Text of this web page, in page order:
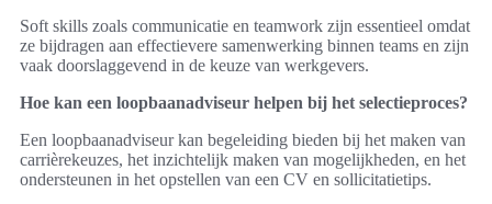
Soft skills zoals communicatie en teamwork zijn essentieel omdat
ze bijdragen aan effectievere samenwerking binnen teams en zijn
vaak doorslaggevend in de keuze van werkgevers.
Hoe kan een loopbaanadviseur helpen bij het selectieproces?
Een loopbaanadviseur kan begeleiding bieden bij het maken van
carrièrekeuzes, het inzichtelijk maken van mogelijkheden, en het
ondersteunen in het opstellen van een CV en sollicitatietips.